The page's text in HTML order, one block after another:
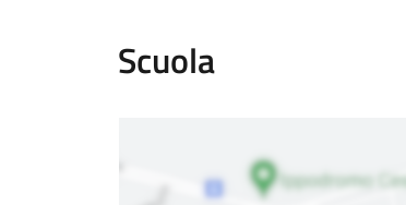
Scuola